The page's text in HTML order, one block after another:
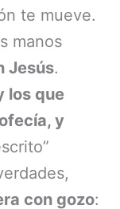
te mueve.
manos
Jesús.
los que
y
con gozo: